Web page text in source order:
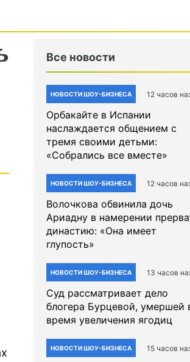
Все новости
НОВОСТИ ШОУ-БИЗНЕСА 12 часов
Орбакайте в Испании
наслаждается общением с
тремя своими детьми:
«Собрались все вместе»
НОВОСТИ ШОУ-БИЗНЕСА 12 часов
Волочкова обвинила дочь
Ариадну в намерении
династию: «Она имеет
глупость»
НОВОСТИ ШОУ-БИЗНЕСА 13 часов
Суд рассматривает дело
блогера Бурцевой, умершей
время увеличения ягодиц
НОВОСТИ ШОУ-БИЗНЕСА 15 часов